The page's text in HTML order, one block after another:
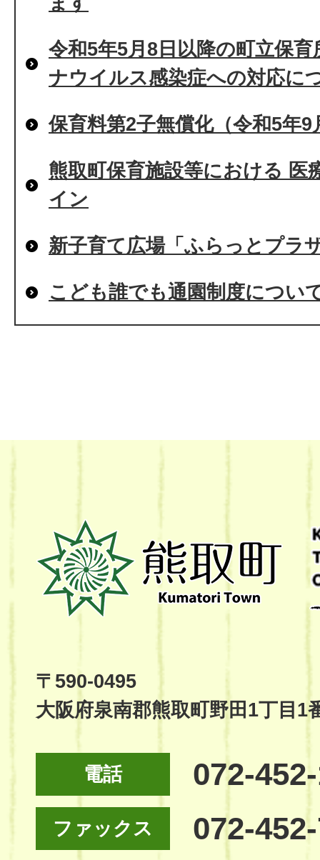
令和5年5月8日以降の町立保
ナウイルス感染症への対応に
保育料第2子無償化（令和5年9
熊取町保育施設等における 医
イン
新子育て広場「ふらっとプラ
こども誰でも通園制度につい
熊
取
町
Kumatori
Site
〒590-0495
大阪府泉南郡熊取町野田1丁目1
電話 072-
ファックス 072-